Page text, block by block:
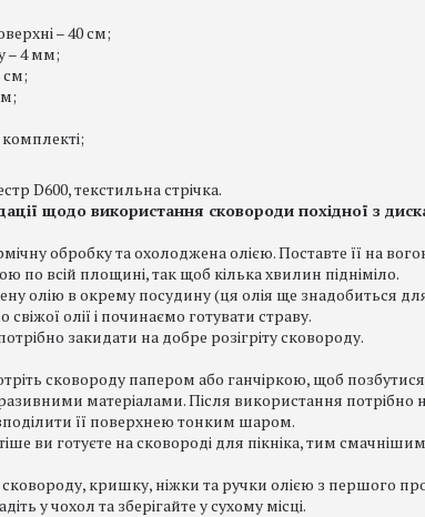
– 40 см;
– 4 мм;
см;
D600, текстильна стрічка.
щодо використання сковороди похідної з
обробку та охолоджена олією. Поставте її на
по всій площині, так щоб кілька хвилин підніміло.
олію в окрему посудину (ця олія ще знадобиться
олії і починаємо готувати страву.
закидати на добре розігріту сковороду.
сковороду папером або ганчіркою, щоб позбутися
матеріалами. Після використання потрібно
її поверхнею тонким шаром.
ви готуєте на сковороді для пікніка, тим
кришку, ніжки та ручки олією з першого
у чохол та зберігайте у сухому місці.